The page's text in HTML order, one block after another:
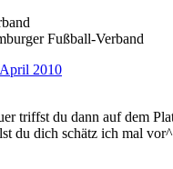
Fußball-Verband
2010
triffst du dann auf dem
du dich schätz ich mal